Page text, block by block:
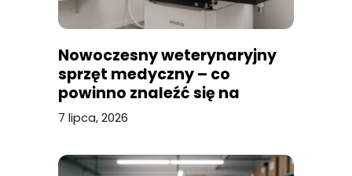
Nowoczesny weterynaryjny
sprzęt medyczny – co
powinno znaleźć się na
wyposażeniu profesjonalnej
kliniki?
7 lipca, 2026